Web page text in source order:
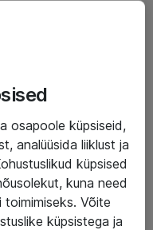
osapoole küpsiseid,
analüüsida liiklust ja
küpsised
kuna need
Võite
küpsistega ja